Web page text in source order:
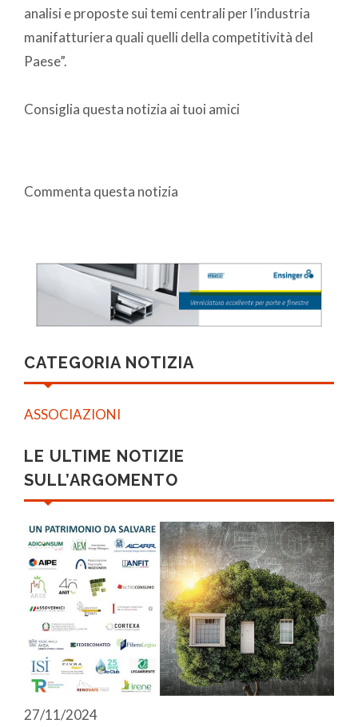
analisi e proposte sui temi centrali per l’industria
manifatturiera quali quelli della competitività del
Paese”.
Consiglia questa notizia ai tuoi amici
Commenta questa notizia
CATEGORIA NOTIZIA
ASSOCIAZIONI
LE ULTIME NOTIZIE
SULL’ARGOMENTO
27/11/2024